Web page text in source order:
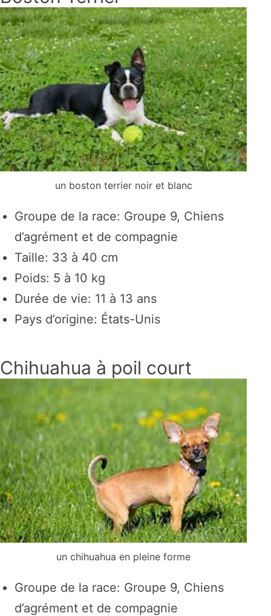
un boston terrier noir et blanc
Groupe de la race: Groupe 9, Chiens
d’agrément et de compagnie
Taille: 33 à 40 cm
Poids: 5 à 10 kg
Durée de vie: 11 à 13 ans
Pays d’origine: États-Unis
Chihuahua à poil court
un chihuahua en pleine forme
Groupe de la race: Groupe 9, Chiens
d’agrément et de compagnie